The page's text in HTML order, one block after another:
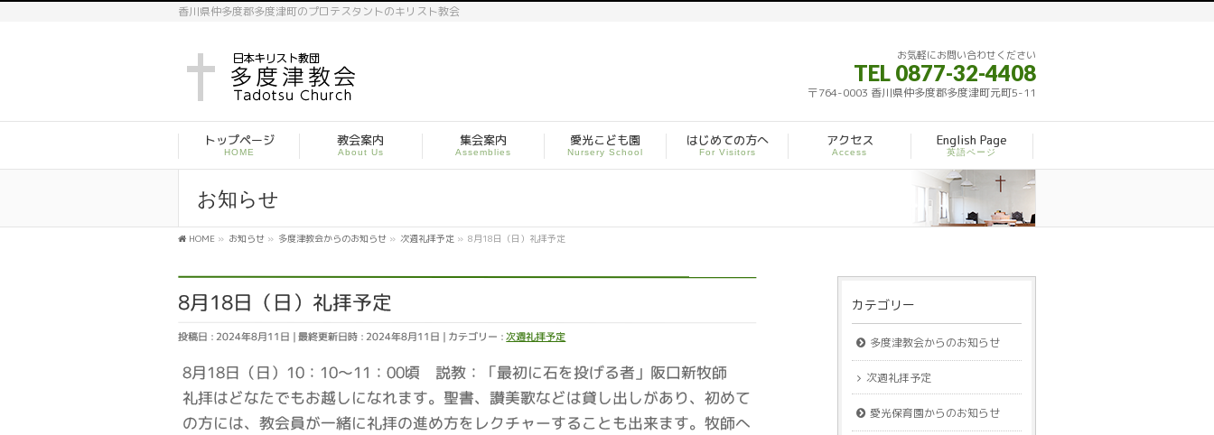
香川県仲多度郡多度津町のプロテスタントのキリスト教会
お気軽にお問い合わせください
TEL 0877-32-4408
〒764-0003 香川県仲多度郡多度津町元町5-11
トップページ
HOME
教会案内
About Us
集会案内
Assemblies
愛光こども園
Nursery School
はじめての方へ
For Visitors
アクセス
Access
English Page
英語ページ
お知らせ
HOME » お知らせ » 多度津教会からのお知らせ » 次週礼拝予定 » 8月18日（日）礼拝予定
8月18日（日）礼拝予定
投稿日 : 2024年8月11日 最終更新日時 : 2024年8月11日 カテゴリー :次週礼拝予定
8月18日（日）10：10～11：00頃 説教：「最初に石を投げる者」阪口新牧師
礼拝はどなたでもお越しになれます。聖書、讃美歌などは貸し出しがあり、初めて
の方には、教会員が一緒に礼拝の進め方をレクチャーすることも出来ます。牧師へ
カテゴリー
多度津教会からのお知らせ
次週礼拝予定
愛光保育園からのお知らせ